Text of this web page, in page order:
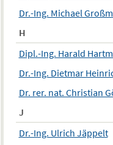
Dr.-Ing. Michael
H
Dipl.-Ing. Harald
Dr.-Ing. Dietmar
Dr. rer. nat. Christian
J
Dr.-Ing. Ulrich Jäppelt